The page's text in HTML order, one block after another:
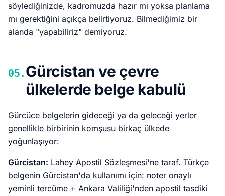
söylediğinizde, kadromuzda hazır mı yoksa planlama
mı gerektiğini açıkça belirtiyoruz. Bilmediğimiz bir
alanda "yapabiliriz" demiyoruz.
05. Gürcistan ve çevre
ülkelerde belge kabulü
Gürcüce belgelerin gideceği ya da geleceği yerler
genellikle birbirinin komşusu birkaç ülkede
yoğunlaşıyor:
Gürcistan: Lahey Apostil Sözleşmesi'ne taraf. Türkçe
belgenin Gürcistan'da kullanımı için: noter onaylı
yeminli tercüme + Ankara Valiliği'nden apostil tasdiki